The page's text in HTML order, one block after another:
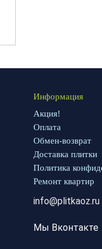
Информация
Акция!
Оплата
Обмен-возврат
Доставка плитки
Политика
Ремонт квартир
info@plitkaoz.ru
Мы Вконтакте